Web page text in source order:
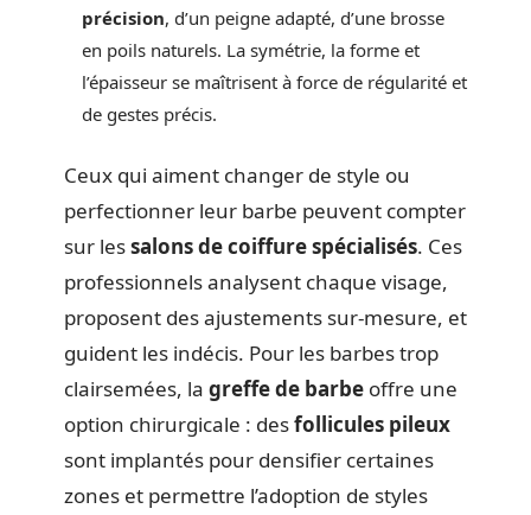
précision, d’un peigne adapté, d’une brosse
en poils naturels. La symétrie, la forme et
l’épaisseur se maîtrisent à force de régularité et
de gestes précis.
Ceux qui aiment changer de style ou
perfectionner leur barbe peuvent compter
sur lessalons de coiffure spécialisés. Ces
professionnels analysent chaque visage,
proposent des ajustements sur-mesure, et
guident les indécis. Pour les barbes trop
clairsemées, la greffe de barbe offre une
option chirurgicale : desfollicules pileux
sont implantés pour densifier certaines
zones et permettre l’adoption de styles